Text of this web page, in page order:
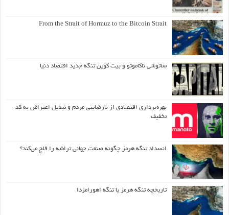
From the Strait of Hormuz to the Bitcoin Strait
ساتوشی ناکاموتو و بیت کوین تنگه جدید اقتصاد دنیا
بهره‌برداری اقتصادی از نارضایتی مردم و تبدیل اعتراض به کد
تخفیف
انسداد تنگه هرمز چگونه صنعت جهانی تراشه را فلج می‌کند؟
تاریخچه تنگه هرمز یا تنگه اهورامزدا